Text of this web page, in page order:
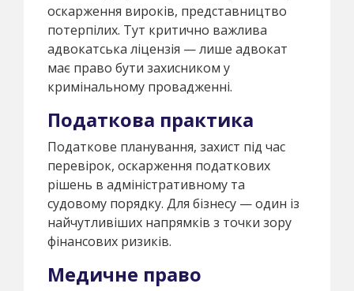
оскарження вироків, представництво
потерпілих. Тут критично важлива
адвокатська ліцензія — лише адвокат
має право бути захисником у
кримінальному провадженні.
Податкова практика
Податкове планування, захист під час
перевірок, оскарження податкових
рішень в адміністративному та
судовому порядку. Для бізнесу — один із
найчутливіших напрямків з точки зору
фінансових ризиків.
Медичне право